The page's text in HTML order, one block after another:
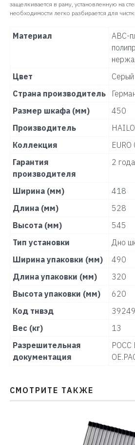
защелкивается в раму, установленную на
необходимости легко разбирается для
Материал
АВС-
Цвет
Серый
Страна производитель
Размер шкафа (мм)
450
Производитель
HAILO
Коллекция
EURO
Гарантия
производителя
2 года
Ширина (мм)
418
Длина (мм)
528
Высота (мм)
545
Тип установки
Дно
Ширина упаковки (мм)
490
Длина упаковки (мм)
320
Высота упаковки (мм)
620
Код тнвэд
Вес (кг)
13
Разрешительная
документация
РОСС
СМОТРИТЕ ТАКЖЕ